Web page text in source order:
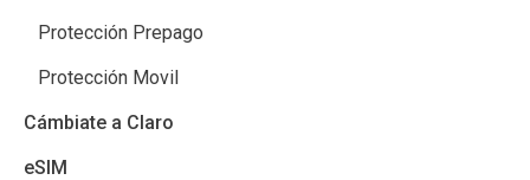
Protección Prepago
Protección Movil
Cámbiate a Claro
eSIM